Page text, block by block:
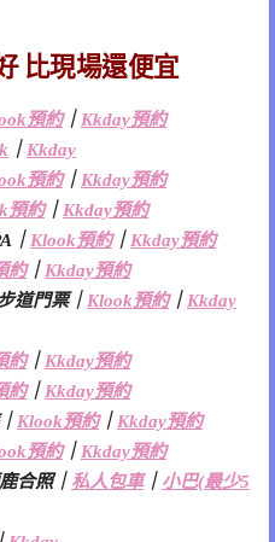
比現場還便宜
預約｜ Kkday預約
｜ Kkday
預約｜ Kkday預約
預約｜ Kkday預約
｜ Klook預約｜ Kkday預約
約｜ Kkday預約
道門票｜ Klook預約｜ Kkday
約｜ Kkday預約
約｜ Kkday預約
Klook預約｜ Kkday預約
預約｜ Kkday預約
合照｜ 私人包車｜ 小巴(最少5